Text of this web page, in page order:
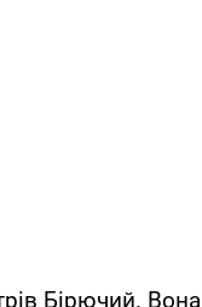
Бірючий. Вона